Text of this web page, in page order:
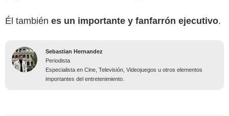
Él también es un importante y fanfarrón ejecutivo.
Sebastian Hernandez
Periodista
Especialista en Cine, Televisión, Videojuegos u otros elementos
importantes del entretenimiento.